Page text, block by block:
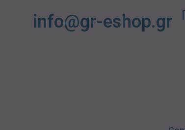
info@gr-eshop.gr